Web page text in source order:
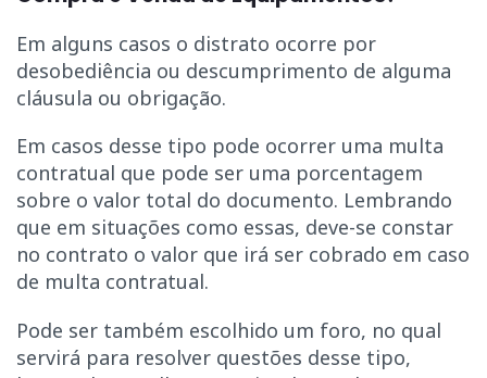
Em alguns casos o distrato ocorre por
desobediência ou descumprimento de alguma
cláusula ou obrigação.
Em casos desse tipo pode ocorrer uma multa
contratual que pode ser uma porcentagem
sobre o valor total do documento. Lembrando
que em situações como essas, deve-se constar
no contrato o valor que irá ser cobrado em caso
de multa contratual.
Pode ser também escolhido um foro, no qual
servirá para resolver questões desse tipo,